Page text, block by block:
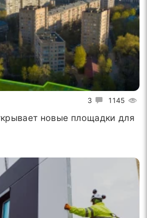
3 1145
новые площадки для